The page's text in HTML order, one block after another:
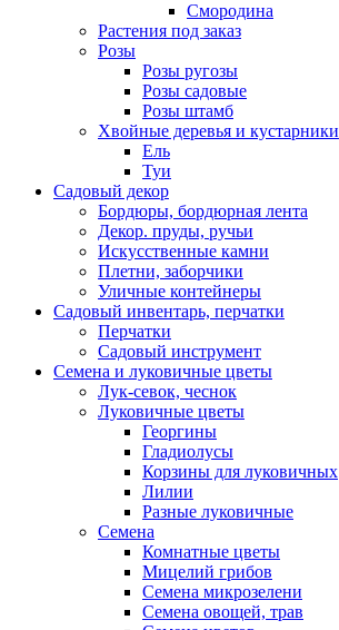
Смородина
Растения под заказ
Розы
Розы ругозы
Розы садовые
Розы штамб
Хвойные деревья и кустарники
Ель
Туи
Садовый декор
Бордюры, бордюрная лента
Декор. пруды, ручьи
Искусственные камни
Плетни, заборчики
Уличные контейнеры
Садовый инвентарь, перчатки
Перчатки
Садовый инструмент
Семена и луковичные цветы
Лук-севок, чеснок
Луковичные цветы
Георгины
Гладиолусы
Корзины для луковичных
Лилии
Разные луковичные
Семена
Комнатные цветы
Мицелий грибов
Семена микрозелени
Семена овощей, трав